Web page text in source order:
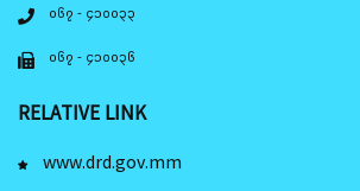
၀၆၇ - ၄၁၀၀၃၃
၀၆၇ - ၄၁၀၀၃၆
RELATIVE LINK
www.drd.gov.mm